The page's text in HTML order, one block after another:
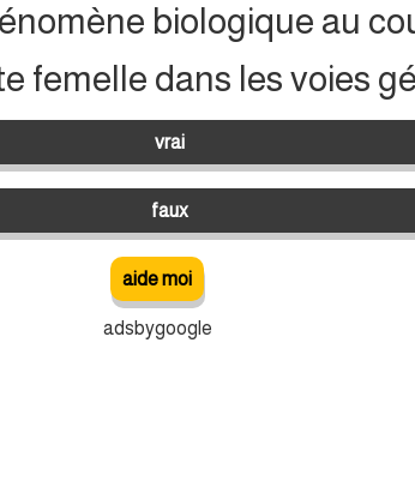
biologique au
femelle dans les voies
vrai
faux
aide moi
adsbygoogle